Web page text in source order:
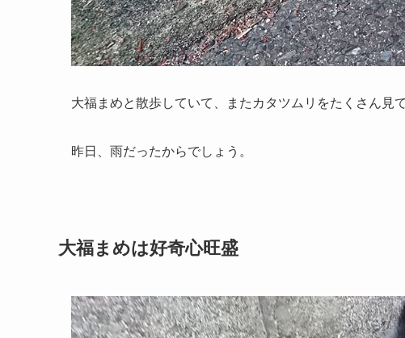
大福まめと散歩していて、またカタツムリをたくさん見
昨日、雨だったからでしょう。
大福まめは好奇心旺盛